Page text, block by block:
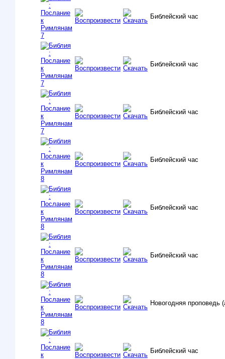
Библейский час
Библейский час
Библейский час
Библейский час
Библейский час
Библейский час
Новогодняя проповедь
Библейский час